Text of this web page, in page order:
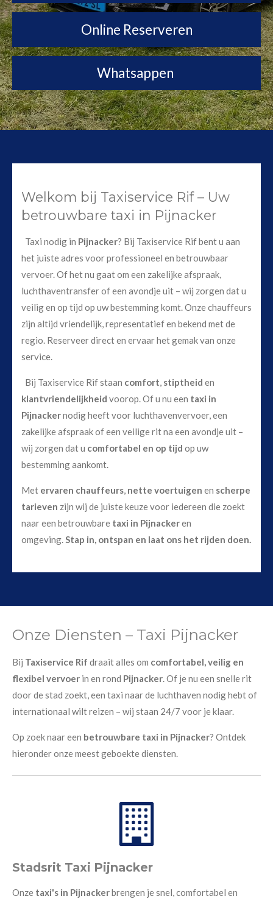
Online Reserveren
Whatsappen
Welkom bij Taxiservice Rif – Uw
betrouwbare taxi in Pijnacker
Taxi nodig in Pijnacker? Bij Taxiservice Rif bent u aan
het juiste adres voor professioneel en betrouwbaar
vervoer. Of het nu gaat om een zakelijke afspraak,
luchthaventransfer of een avondje uit – wij zorgen dat u
veilig en op tijd op uw bestemming komt. Onze chauffeurs
zijn altijd vriendelijk, representatief en bekend met de
regio. Reserveer direct en ervaar het gemak van onze
service.
Bij Taxiservice Rif staan comfort, stiptheid en
klantvriendelijkheid voorop. Of u nu een taxi in
Pijnackernodig heeft voor luchthavenvervoer, een
zakelijke afspraak of een veilige rit na een avondje uit –
wij zorgen dat u comfortabel en op tijd op uw
bestemming aankomt.
Met ervaren chauffeurs, nette voertuigen en scherpe
tarieven zijn wij de juiste keuze voor iedereen die zoekt
naar een betrouwbare taxi in Pijnackeren
omgeving.Stap in, ontspan en laat ons het rijden doen.
Onze Diensten – Taxi Pijnacker
Bij Taxiservice Rif draait alles om comfortabel, veilig en
flexibel vervoer in en rond Pijnacker. Of je nu een snelle rit
door de stad zoekt, een taxi naar de luchthaven nodig hebt of
internationaal wilt reizen – wij staan 24/7 voor je klaar.
Op zoek naar een betrouwbare taxi in Pijnacker? Ontdek
hieronder onze meest geboekte diensten.
Stadsrit Taxi Pijnacker
Onze taxi's in Pijnackerbrengen je snel, comfortabel en